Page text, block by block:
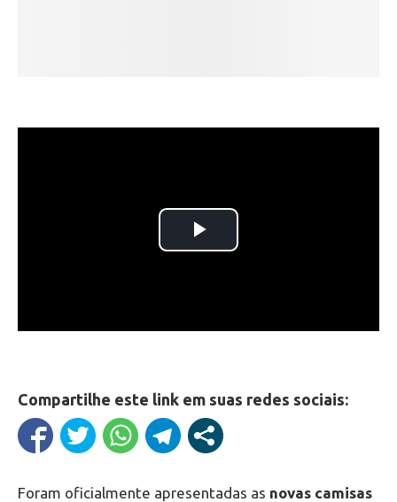
Compartilhe este link em suas redes sociais:
Foram oficialmente apresentadas as novas camisas